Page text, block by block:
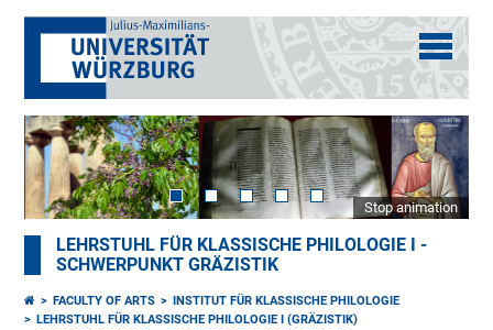
Stop animation
LEHRSTUHL FÜR KLASSISCHE PHILOLOGIE I -
SCHWERPUNKT GRÄZISTIK
FACULTY OF ARTS
INSTITUT FÜR KLASSISCHE PHILOLOGIE
LEHRSTUHL FÜR KLASSISCHE PHILOLOGIE I (GRÄZISTIK)